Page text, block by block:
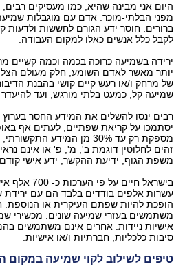
היום אני מבינה שהיא, כמו מעסיקים
מפני הבלתי-מוכר. אדם עם מוגבלות
ברורים. חוסר ידע הגורם לחששות ולדעות
לקבל כלל אנשים כאלו למקום העבודה.
ירידה בשמיעה כרוכה בכמה וכמה קשיים
יותר מאשר לאדם השומע, חלק מעולם
של מרחק ו/או רעש קיים קושי בהבנת
שמיעה קל, כמעט בלתי מורגש, ועד
רבים ינסו להשלים את המידע החסר
יסתמכו על קריאת שפתיים, לעתים אף
מספקת רק עד 30% מן המידע
זהים לחלוטין דוגמת ב', מ', פ' או אינם
משפת הגוף, ידיעת ההקשר, ידע אישי
בישראל חיים
עשרות אלפים בודדים בלבד הם עם
הופכת להיות שפתם העיקרית או הנוספת.
משתמשים בעזרי שמיעה שונים: מכשירי
אישיות ניידות. אחרים אינם משתמשים
סיבות כלכליות, חברתיות ו/או אישיות.
טיפים לשילוב לקוי שמיעה במקום